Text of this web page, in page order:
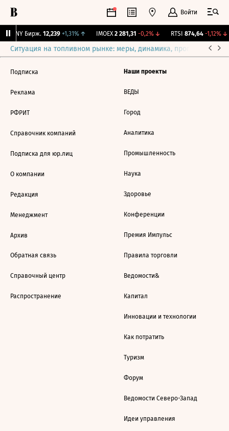
Войти
CNY Бирж. 12,239 +1,31%↑ IMOEX 2 281,31 -0,2%↓ RTSI 874,64 -1,12%↓
Ситуация на топливном рынке: меры, динамика, прогнозы
Подписка
Реклама
РФРИТ
Справочник компаний
Подписка для юр.лиц
О компании
Редакция
Менеджмент
Архив
Обратная связь
Справочный центр
Распространение
Наши проекты
ВЕДЫ
Город
Аналитика
Промышленность
Наука
Здоровье
Конференции
Премия Импульс
Правила торговли
Ведомости&
Капитал
Инновации и технологии
Как потратить
Туризм
Форум
Ведомости Северо-Запад
Идеи управления